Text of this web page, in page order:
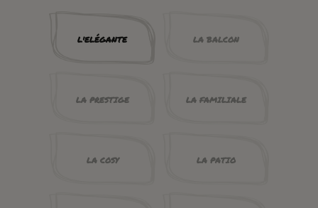
L'ELÉGANTE LA BALCON
LA PRESTIGE LA FAMILIALE
LA COSY LA PATIO